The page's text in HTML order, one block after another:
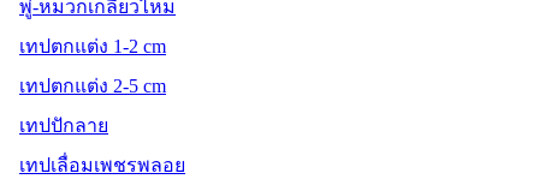
พู่-หมวกเกลียวไหม
เทปตกแต่ง 1-2 cm
เทปตกแต่ง 2-5 cm
เทปปักลาย
เทปเลื่อมเพชรพลอย